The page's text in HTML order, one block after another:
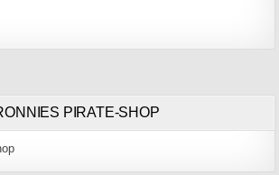
PIRATE-SHOP